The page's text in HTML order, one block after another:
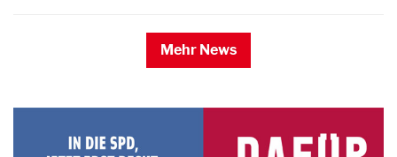
Mehr News